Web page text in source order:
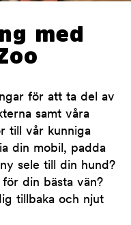
med
för att ta del av
samt våra
till vår kunniga
din mobil, padda
sele till din hund?
din bästa vän?
tillbaka och njut